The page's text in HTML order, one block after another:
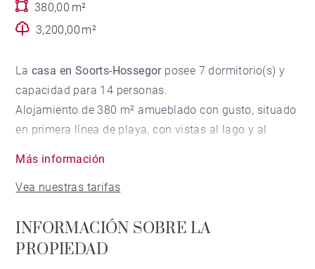
380,00 m²
3,200,00 m²
La casa en Soorts-Hossegorposee 7 dormitorio(s) y
capacidad para 14 personas.
Alojamiento de 380 m² amueblado con gusto, situado
en primera línea de playa, con vistas al lago y al
Dispone de jardín, mobiliario jardín, parcela vallada,
piscina climatizada privada, parking aire libre en
mismo edificio, Televisión.
Más información
Vea nuestras tarifas
INFORMACIÓN SOBRE LA
PROPIEDAD